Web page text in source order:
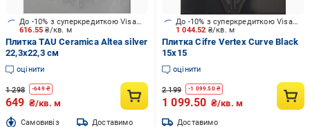
616.55₴/кв. м
До -10% з суперкредиткою Visa Вигода
Плитка TAU Ceramica Altea silver
22,3x22,3 см
оцінити
1 298 -649₴
649 ₴/кв. м
Cамовивіз Доставимо
1 044.52 ₴/кв. м
До -10% з суперкредиткою Visa Вигода
Плитка Cifre Vertex Curve Black
15x15
оцінити
2 199 -1 099.50₴
1 099.50 ₴/кв. м
Доставимо